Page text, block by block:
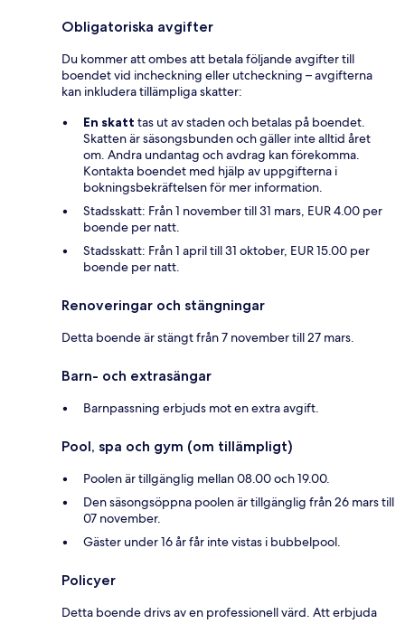
Obligatoriska avgifter
Du kommer att ombes att betala följande avgifter till
boendet vid incheckning eller utcheckning – avgifterna
kan inkludera tillämpliga skatter:
En skatt tas ut av staden och betalas på boendet.
Skatten är säsongsbunden och gäller inte alltid året
om. Andra undantag och avdrag kan förekomma.
Kontakta boendet med hjälp av uppgifterna i
bokningsbekräftelsen för mer information.
Stadsskatt: Från 1 november till 31 mars, EUR 4.00 per
boende per natt.
Stadsskatt: Från 1 april till 31 oktober, EUR 15.00 per
boende per natt.
Renoveringar och stängningar
Detta boende är stängt från 7 november till 27 mars.
Barn- och extrasängar
Barnpassning erbjuds mot en extra avgift.
Pool, spa och gym (om tillämpligt)
Poolen är tillgänglig mellan 08.00 och 19.00.
Den säsongsöppna poolen är tillgänglig från 26 mars till
07 november.
Gäster under 16 år får inte vistas i bubbelpool.
Policyer
Detta boende drivs av en professionell värd. Att erbjuda